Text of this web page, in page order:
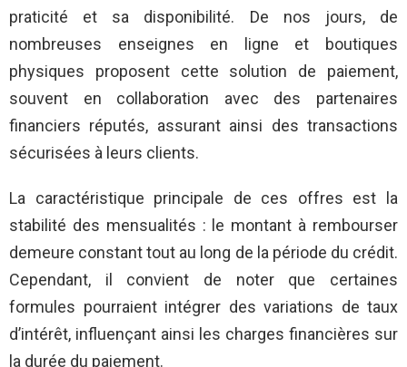
praticité et sa disponibilité. De nos jours, de
nombreuses enseignes en ligne et boutiques
physiques proposent cette solution de paiement,
souvent en collaboration avec des partenaires
financiers réputés, assurant ainsi des transactions
sécurisées à leurs clients.
La caractéristique principale de ces offres est la
stabilité des mensualités : le montant à rembourser
demeure constant tout au long de la période du crédit.
Cependant, il convient de noter que certaines
formules pourraient intégrer des variations de taux
d’intérêt, influençant ainsi les charges financières sur
la durée du paiement.